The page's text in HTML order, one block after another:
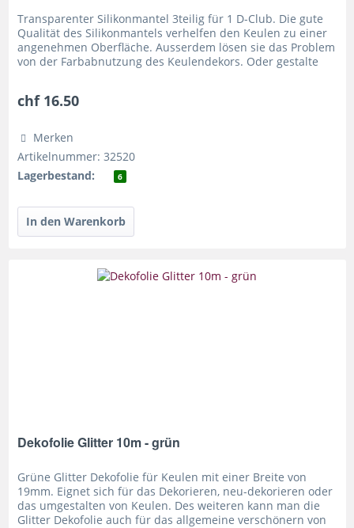
Transparenter Silikonmantel 3teilig für 1 D-Club. Die gute
Qualität des Silikonmantels verhelfen den Keulen zu einer
angenehmen Oberfläche. Ausserdem lösen sie das Problem
von der Farbabnutzung des Keulendekors. Oder gestalte
chf 16.50
Merken
Artikelnummer: 32520
Lagerbestand:
6
Dekofolie Glitter 10m - grün
Grüne Glitter Dekofolie für Keulen mit einer Breite von
19mm. Eignet sich für das Dekorieren, neu-dekorieren oder
das umgestalten von Keulen. Des weiteren kann man die
Glitter Dekofolie auch für das allgemeine verschönern von